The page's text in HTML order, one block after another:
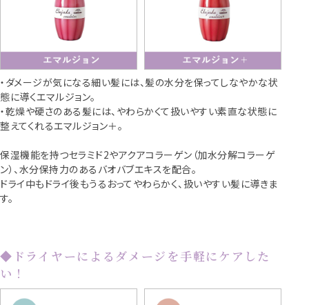
・ダメージが気になる細い髪には、髪の水分を保ってしなやかな状
態に導くエマルジョン。
・乾燥や硬さのある髪には、やわらかくて扱いやすい素直な状態に
整えてくれるエマルジョン＋。
保湿機能を持つセラミド2やアクアコラーゲン（加水分解コラーゲ
ン）、水分保持力のあるバオバブエキスを配合。
ドライ中もドライ後もうるおってやわらかく、扱いやすい髪に導きま
す。
◆ドライヤーによるダメージを手軽にケアした
い！